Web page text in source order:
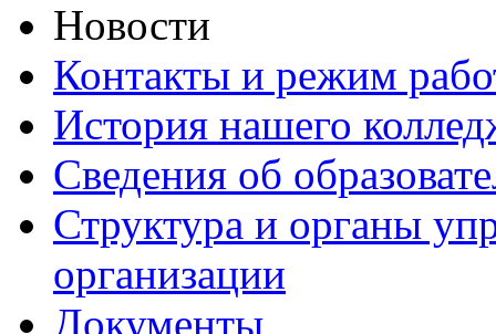
Новости
Контакты и режим
История нашего
Сведения об
Структура и органы
организации
Документы